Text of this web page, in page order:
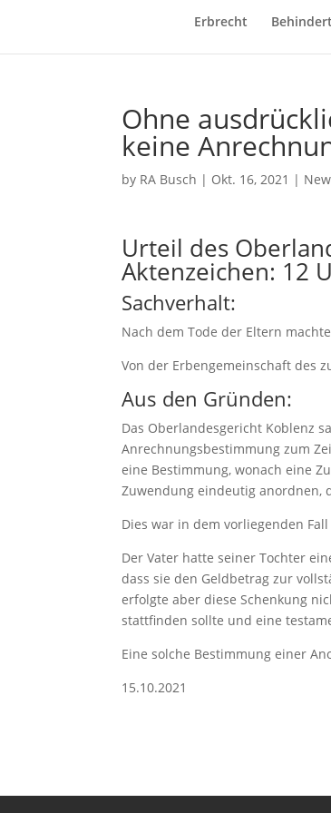
Erbrecht
Ohne
keine
by RA Busch | Okt. 16, 2021 |
Urteil des
Aktenzeichen: 12
Sachverhalt:
Nach dem Tode der Eltern
Von der Erbengemeinschaft des
Aus den Gründen:
Das Oberlandesgericht Koblenz
Anrechnungsbestimmung zum
eine Bestimmung, wonach eine
Zuwendung eindeutig anordnen,
Dies war in dem vorliegenden
Der Vater hatte seiner Tochter
dass sie den Geldbetrag zur
erfolgte aber diese Schenkung
stattfinden sollte und eine
Eine solche Bestimmung einer
15.10.2021